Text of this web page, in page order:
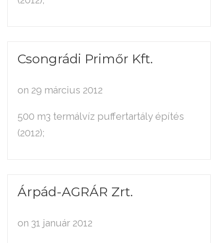
Csongrádi Primőr Kft.
on 29 március 2012
500 m3 termálvíz puffertartály építés
(2012);
Árpád-AGRÁR Zrt.
on 31 január 2012